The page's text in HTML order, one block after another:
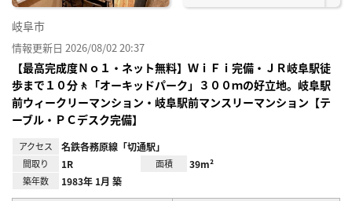
岐阜市
情報更新日 2026/08/02 20:37
【最高完成度Ｎｏ１・ネット無料】ＷｉＦｉ完備・ＪＲ岐阜駅徒
歩まで１０分🚶「オーキッドパーク」３００ｍの好立地。岐阜駅
前ウィークリーマンション・岐阜駅前マンスリーマンション【テ
ーブル・ＰＣデスク完備】
アクセス 名鉄各務原線「切通駅」
間取り 1R 面積 39m²
築年数 1983年 1月 築